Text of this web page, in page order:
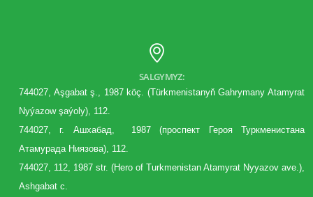
SALGYMYZ:
744027, Aşgabat ş., 1987 köç. (Türkmenistanyň Gahrymany Atamyrat
Nyýazow şaýoly), 112.
744027, г. Aшхабад, 1987 (проспект Героя Туркменистана
Атамурада Ниязова), 112.
744027, 112, 1987 str. (Hero of Turkmenistan Atamyrat Nyyazov ave.),
Ashgabat c.